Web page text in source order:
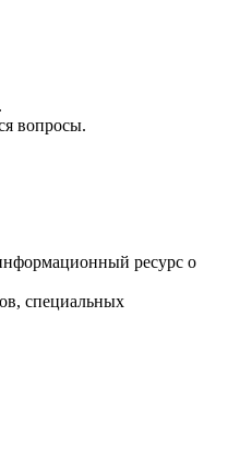
вопросы.
ресурс о
специальных